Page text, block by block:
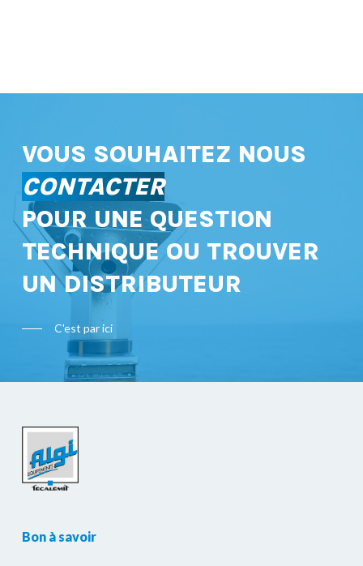
VOUS SOUHAITEZ NOUS
CONTACTER
POUR UNE QUESTION
TECHNIQUE OU TROUVER
UN DISTRIBUTEUR
C'est par ici
Bon à savoir